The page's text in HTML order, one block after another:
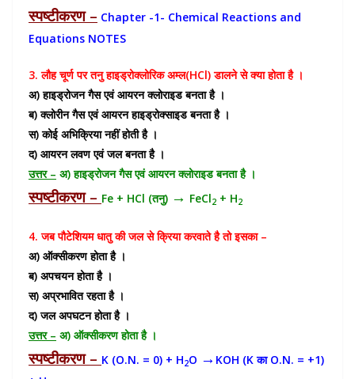
स्पष्टीकरण – Chapter -1- Chemical Reactions and
Equations NOTES
3. लौह चूर्ण पर तनु हाइड्रोक्लोरिक अम्ल(HCl) डालने से क्या होता है ।
अ) हाइड्रोजन गैस एवं आयरन क्लोराइड बनता है ।
ब) क्लोरीन गैस एवं आयरन हाइड्रोक्साइड बनता है ।
स) कोई अभिक्रिया नहीं होती है ।
द) आयरन लवण एवं जल बनता है ।
उत्तर – अ) हाइड्रोजन गैस एवं आयरन क्लोराइड बनता है ।
स्पष्टीकरण – Fe + HCl (तनु) → FeCl2 + H2
4. जब पौटेशियम धातु की जल से क्रिया करवाते है तो इसका –
अ) ऑक्सीकरण होता है ।
ब) अपचयन होता है ।
स) अप्रभावित रहता है ।
द) जल अपघटन होता है ।
उत्तर – अ) ऑक्सीकरण होता है ।
स्पष्टीकरण – K (O.N. = 0) + H2O → KOH (K का O.N. = +1)